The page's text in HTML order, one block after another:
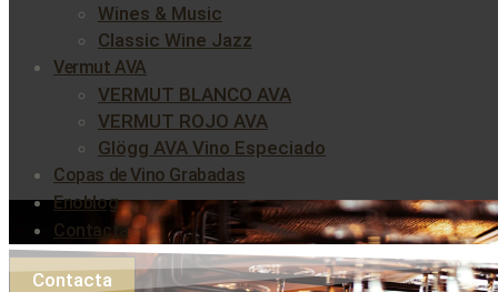
Wines & Music
Classic Wine Jazz
Vermut AVA
VERMUT BLANCO AVA
VERMUT ROJO AVA
Glögg AVA Vino Especiado
Copas de Vino Grabadas
Enoblog
Contacta
Contacta